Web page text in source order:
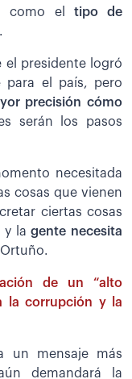
como el tipo de
el presidente logró
para el país, pero
precisión cómo
serán los pasos
necesitada
cosas que vienen
ciertas cosas
y lagente necesita
de un “alto
la corrupción y la
un mensaje más
demandará la